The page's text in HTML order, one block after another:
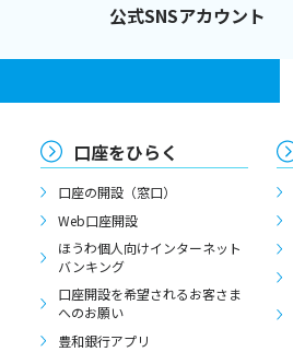
公式SNSアカウント
口座をひらく
口座の開設（窓口）
Web口座開設
ほうわ個人向けインターネット
バンキング
口座開設を希望されるお客さま
へのお願い
豊和銀行アプリ